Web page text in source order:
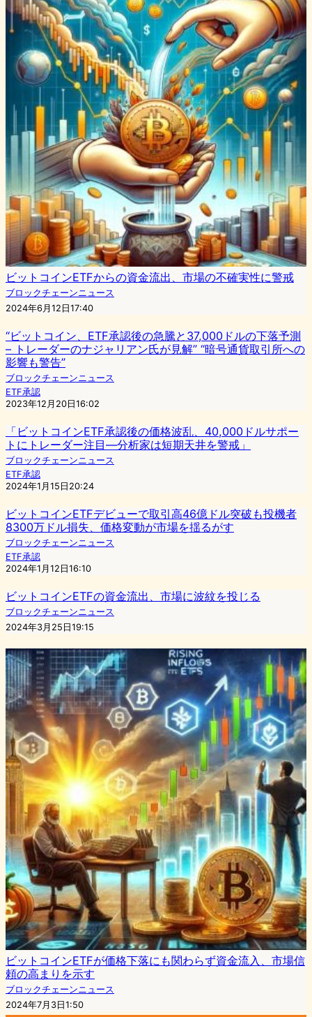
ビットコインETFからの資金流出、市場の不確実性に警戒
ブロックチェーンニュース
2024年6月12日17:40
“ビットコイン、ETF承認後の急騰と37,000ドルの下落予測
– トレーダーのナジャリアン氏が見解” “暗号通貨取引所への
影響も警告”
ブロックチェーンニュース
ETF承認
2023年12月20日16:02
「ビットコインETF承認後の価格波乱、40,000ドルサポー
トにトレーダー注目―分析家は短期天井を警戒」
ブロックチェーンニュース
ETF承認
2024年1月15日20:24
ビットコインETFデビューで取引高46億ドル突破も投機者
8300万ドル損失、価格変動が市場を揺るがす
ブロックチェーンニュース
ETF承認
2024年1月12日16:10
ビットコインETFの資金流出、市場に波紋を投じる
ブロックチェーンニュース
2024年3月25日19:15
ビットコインETFが価格下落にも関わらず資金流入、市場信
頼の高まりを示す
ブロックチェーンニュース
2024年7月3日1:50